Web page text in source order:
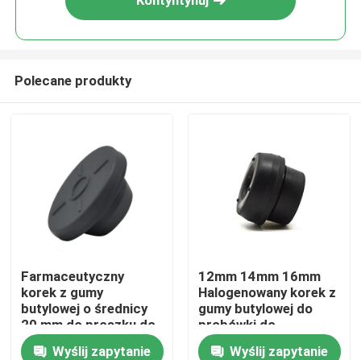
Produkty
Polecane produkty
Farmaceutyczny
korek z gumy
butylowej o średnicy
20 mm do proszku do
wstrzykiwań
Wyślij zapytanie
12mm 14mm 16mm
Halogenowany korek z
gumy butylowej do
probówki do
pobierania krwi
Wyślij zapytanie